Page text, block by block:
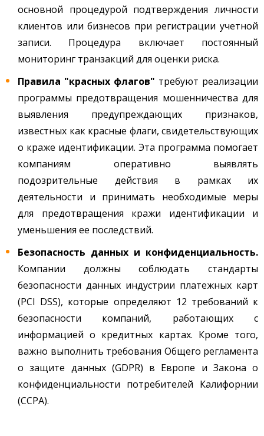
основной процедурой подтверждения личности
клиентов или бизнесов при регистрации учетной
записи. Процедура включает постоянный
мониторинг транзакций для оценки риска.
Правила "красных флагов" требуют реализации
программы предотвращения мошенничества для
выявления предупреждающих признаков,
известных как красные флаги, свидетельствующих
о краже идентификации. Эта программа помогает
компаниям оперативно выявлять
подозрительные действия в рамках их
деятельности и принимать необходимые меры
для предотвращения кражи идентификации и
уменьшения ее последствий.
Безопасность данных и конфиденциальность.
Компании должны соблюдать стандарты
безопасности данных индустрии платежных карт
(PCI DSS), которые определяют 12 требований к
безопасности компаний, работающих с
информацией о кредитных картах. Кроме того,
важно выполнить требования Общего регламента
о защите данных (GDPR) в Европе и Закона о
конфиденциальности потребителей Калифорнии
(CCPA).